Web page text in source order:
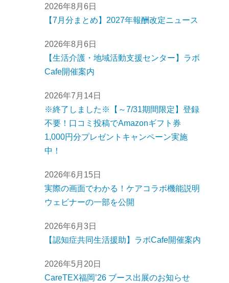
2026年8月6日
【7月分まとめ】2027年報酬改定ニュース
2026年8月6日
【生活介護・地域活動支援センター】ラボ
Cafe開催案内
2026年7月14日
※終了しました※【～7/31期間限定】登録
不要！口コミ投稿でAmazonギフト券
1,000円分プレゼントキャンペーン実施
中！
2026年6月15日
実際の画面でわかる！ケアコラボ機能説明
ウェビナーの一部を公開
2026年6月3日
【認知症共同生活援助】ラボCafe開催案内
2026年5月20日
CareTEX福岡’26 ブース出展のお知らせ